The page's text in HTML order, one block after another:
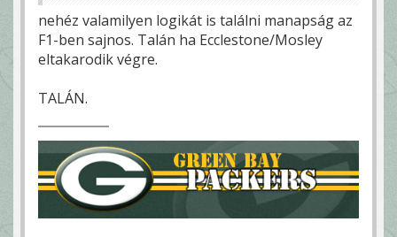
nehéz valamilyen logikát is találni manapság az
F1-ben sajnos. Talán ha Ecclestone/Mosley
eltakarodik végre.
TALÁN.